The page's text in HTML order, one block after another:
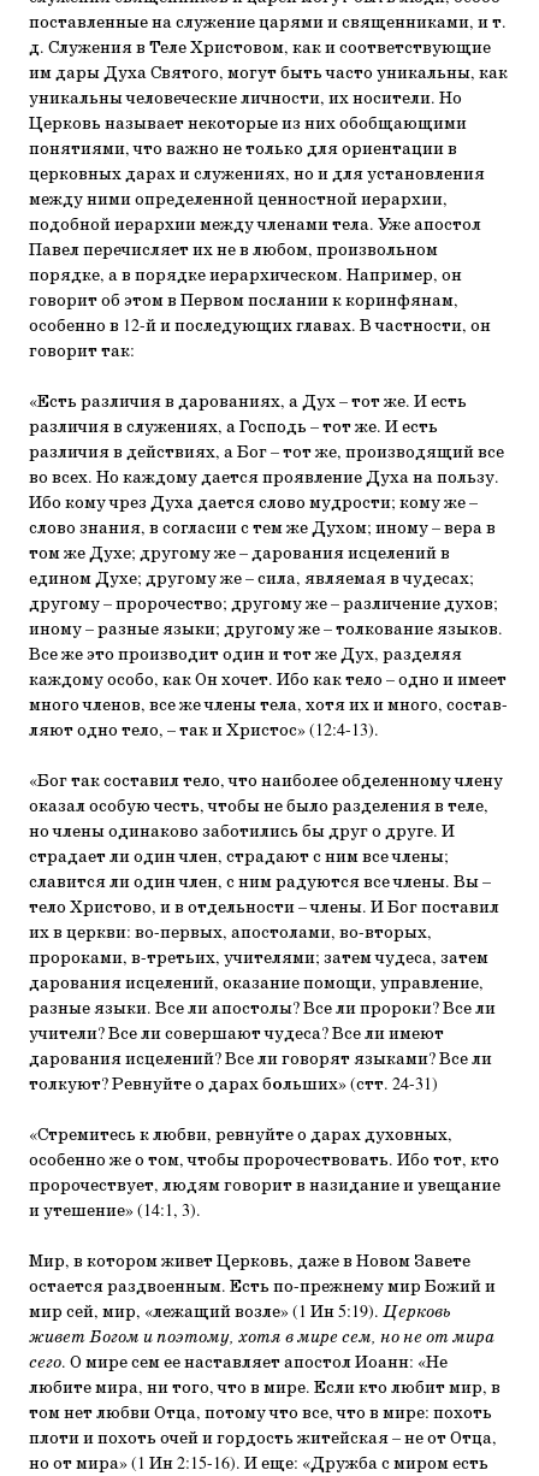
поставленные на служение царями и священниками, и т.
д. Служе­ния в Теле Христовом, как и соответствующие
им дары Духа Святого, могут быть часто уникальны, как
уникальны чело­веческие личности, их носители. Но
Церковь называет не­которые из них обобщающими
понятиями, что важно не только для ориентации в
церковных дарах и служениях, но и для установления
между ними определенной ценностной иерархии,
подобной иерархии между членами тела. Уже апостол
Павел перечисляет их не в любом, произвольном
порядке, а в порядке иерархическом. Например, он
говорит об этом в Первом послании к коринфянам,
особенно в 12-й и последующих главах. В частности, он
говорит так:
«Есть различия в дарованиях, а Дух – тот же. И есть
различия в служениях, а Господь – тот же. И есть
различия в действиях, а Бог – тот же, произ­водящий все
во всех. Но каждому дается проявление Духа на пользу.
Ибо кому чрез Духа дается слово муд­рости; кому же –
слово знания, в согласии с тем же Духом; иному – вера в
том же Духе; другому же – дарования исцелений в
едином Духе; другому же – си­ла, являемая в чудесах;
другому – пророчество; дру­гому же – различение духов;
иному – разные языки; другому же – толкование языков.
Все же это произ­водит один и тот же Дух, разделяя
каждому особо, как Он хочет. Ибо как тело – одно и имеет
много членов, все же члены тела, хотя их и много, состав­
ляют одно тело, – так и Христос» (12:4-13).
«Бог так составил тело, что наиболее обделенно­му члену
оказал особую честь, чтобы не было разде­ления в теле,
но члены одинаково заботились бы друг о друге. И
страдает ли один член, страдают с ним все члены;
славится ли один член, с ним радуют­ся все члены. Вы –
тело Христово, и в отдельности – члены. И Бог поставил
их в церкви: во-первых, апостолами, во-вторых,
пророками, в-третьих, учителя­ми; затем чудеса, затем
дарования исцелений, оказа­ние помощи, управление,
разные языки. Все ли апо­столы? Все ли пророки? Все ли
учители? Все ли совершают чудеса? Все ли имеют
дарования исцелений? Все ли говорят языками? Все ли
толкуют? Рев­нуйте о дарах больших» (стт. 24-31)
«Стремитесь к любви, ревнуйте о дарах духов­ных,
особенно же о том, чтобы пророчествовать. Ибо тот, кто
пророчествует, людям говорит в назида­ние и увещание
и утешение» (14:1, 3).
Мир, в котором живет Церковь, даже в Новом Завете
остается раздвоенным. Есть по-прежнему мир Божий и
мир сей, мир, «лежащий возле» (1 Ин 5:19). Церковь
живет Богом и поэтому, хотя в мире сем, но не от мира
сего. О мире сем ее на­ставляет апостол Иоанн: «Не
любите мира, ни того, что в мире. Если кто любит мир, в
том нет любви Отца, потому что все, что в мире: похоть
плоти и похоть очей и гордость житейская – не от Отца,
но от мира» (1 Ин 2:15-16). И еще: «Дружба с миром есть